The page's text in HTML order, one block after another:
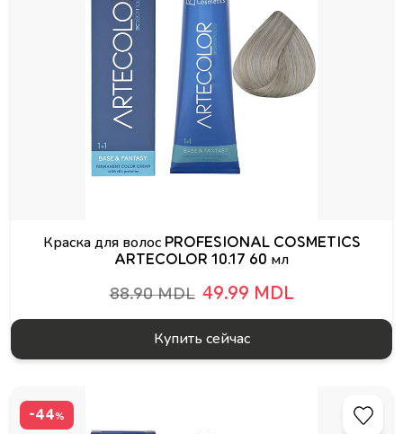
Краска для волос PROFESIONAL COSMETICS
ARTECOLOR 10.17 60 мл
88.90 MDL 49.99 MDL
Купить сейчас
-44%